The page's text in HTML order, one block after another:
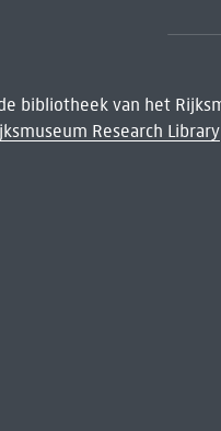
bibliotheek van het
Research Library